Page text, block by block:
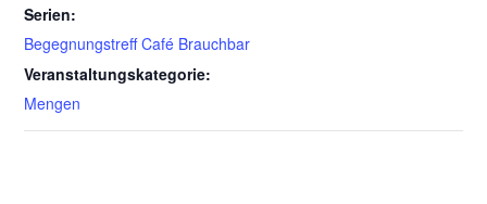
Serien:
Begegnungstreff Café Brauchbar
Veranstaltungskategorie:
Mengen